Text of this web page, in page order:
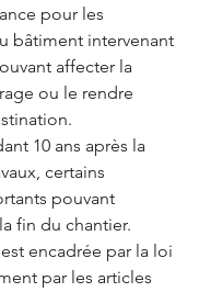
pour les
bâtiment intervenant
affecter la
ou le rendre
10 ans après la
certains
pouvant
fin du chantier.
encadrée par la loi
par les articles